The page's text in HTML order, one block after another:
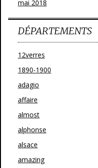
mai 2018
DÉPARTEMENTS
12verres
1890-1900
adagio
affaire
almost
alphonse
alsace
amazing